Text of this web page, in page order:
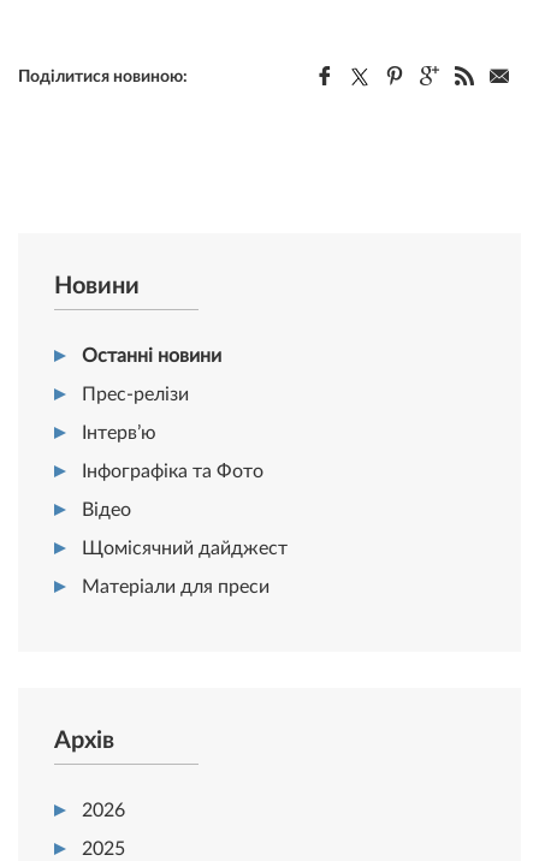
Поділитися новиною:
Новини
Останні новини
Прес-релізи
Інтерв’ю
Інфографіка та Фото
Відео
Щомісячний дайджест
Матеріали для преси
Архів
2026
2025